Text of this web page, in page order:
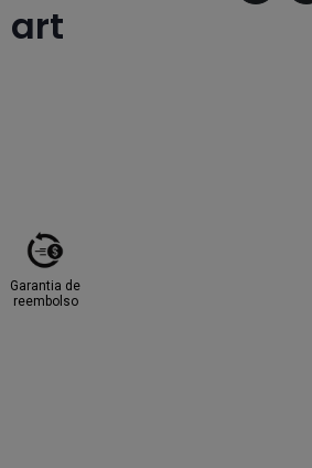
art
Garantia de
reembolso